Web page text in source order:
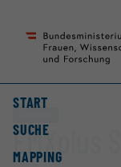
Seiteninhalt
Accesskey
Hauptnavigation
Accesskey
START
SUCHE
MAPPING
EMXplus